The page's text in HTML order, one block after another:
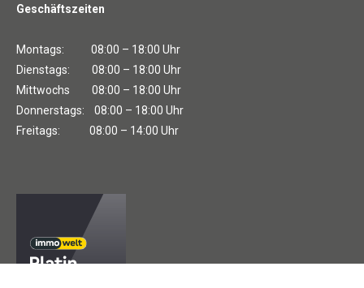
Geschäftszeiten
Montags: 08:00 – 18:00 Uhr
Dienstags: 08:00 – 18:00 Uhr
Mittwochs 08:00 – 18:00 Uhr
Donnerstags: 08:00 – 18:00 Uhr
Freitags: 08:00 – 14:00 Uhr